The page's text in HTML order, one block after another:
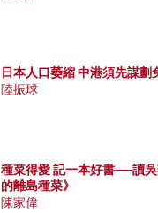
日本人口萎縮 中港須先謀劃
陸振球
種菜得愛 記一本好書──讀
的離島種菜》
陳家偉